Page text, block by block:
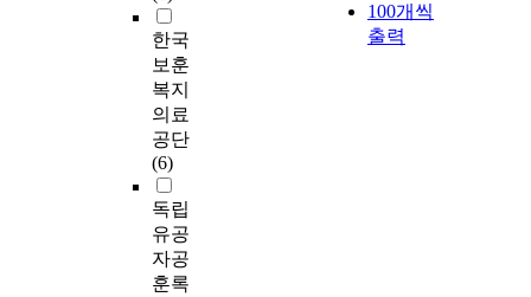
한국
보훈
복지
의료
공단
(6)
독립
유공
자공
훈록
100개씩
출력